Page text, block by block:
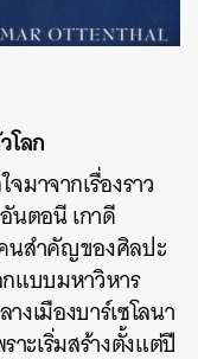
โลก
มาจากเรื่องราว
ตอนี เกาดี
นสำคัญของศิลปะ
แบบมหาวิหาร
งเมืองบาร์เซโลนา
าะเริ่มสร้างตั้งแต่ปี